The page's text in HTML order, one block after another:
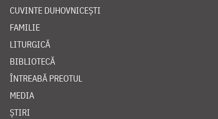
CUVINTE DUHOVNICEȘTI
FAMILIE
LITURGICĂ
BIBLIOTECĂ
ÎNTREABĂ PREOTUL
MEDIA
ȘTIRI